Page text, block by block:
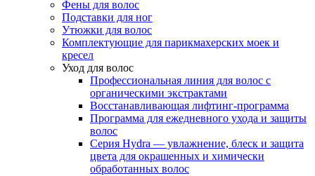
Фены для волос
Подставки для ног
Утюжки для волос
Комплектующие для парикмахерских моек и
кресел
Уход для волос
Профессиональная линия для волос с
органическими экстрактами
Восстанавливающая лифтинг-программа
Программа для ежедневного ухода и защиты
волос
Серия Hydra — увлажнение, блеск и защита
цвета для окрашенных и химически
обработанных волос